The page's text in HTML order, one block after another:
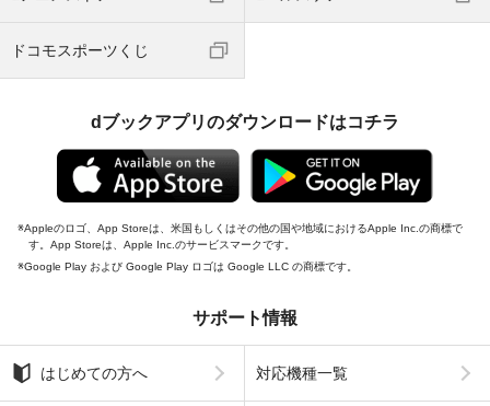
ドコモスポーツくじ
dブックアプリのダウンロードはコチラ
Appleのロゴ、App Storeは、米国もしくはその他の国や地域におけるApple Inc.の商標で
す。App Storeは、Apple Inc.のサービスマークです。
Google Play および Google Play ロゴは Google LLC の商標です。
サポート情報
はじめての方へ 対応機種一覧